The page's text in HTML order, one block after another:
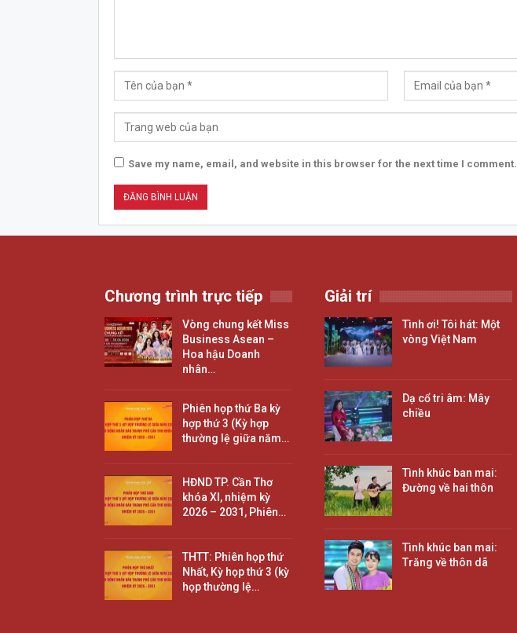
Save my name, email, and website in this browser for the next time I comment.
Chương trình trực tiếp
Vòng chung kết Miss
Business Asean –
Hoa hậu Doanh
nhân…
Phiên họp thứ Ba kỳ
hợp thứ 3 (Kỳ hợp
thường lệ giữa năm…
HĐND TP. Cần Thơ
khóa XI, nhiệm kỳ
2026 – 2031, Phiên…
THTT: Phiên họp thứ
Nhất, Kỳ họp thứ 3 (kỳ
họp thường lệ…
Giải trí
Tình ơi! Tôi hát: Một
vòng Việt Nam
Dạ cổ tri âm: Mây
chiều
Tình khúc ban mai:
Đường về hai thôn
Tình khúc ban mai:
Trăng về thôn dã